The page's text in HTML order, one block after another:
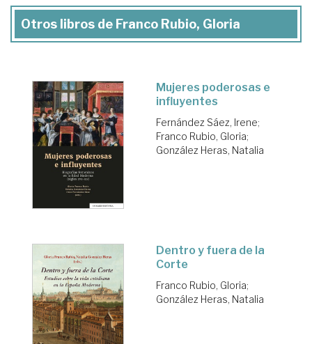
Otros libros de Franco Rubio, Gloria
Mujeres poderosas e
influyentes
Fernández Sáez, Irene;
Franco Rubio, Gloria;
González Heras, Natalia
Dentro y fuera de la
Corte
Franco Rubio, Gloria;
González Heras, Natalia